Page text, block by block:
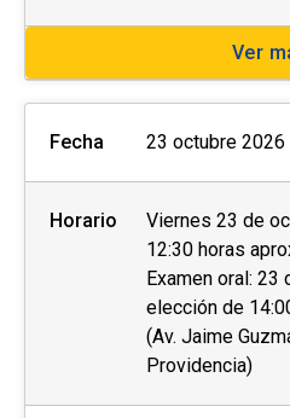
Ver
Fecha 23 octubre
Horario
Viernes 23 de
12:30 horas
Examen oral: 23
elección de
(Av. Jaime
Providencia)